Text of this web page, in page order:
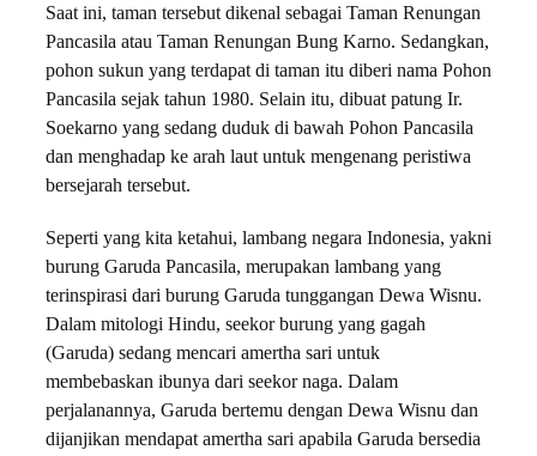
Saat ini, taman tersebut dikenal sebagai Taman Renungan
Pancasila atau Taman Renungan Bung Karno. Sedangkan,
pohon sukun yang terdapat di taman itu diberi nama Pohon
Pancasila sejak tahun 1980. Selain itu, dibuat patung Ir.
Soekarno yang sedang duduk di bawah Pohon Pancasila
dan menghadap ke arah laut untuk mengenang peristiwa
bersejarah tersebut.
Seperti yang kita ketahui, lambang negara Indonesia, yakni
burung Garuda Pancasila, merupakan lambang yang
terinspirasi dari burung Garuda tunggangan Dewa Wisnu.
Dalam mitologi Hindu, seekor burung yang gagah
(Garuda) sedang mencari amertha sari untuk
membebaskan ibunya dari seekor naga. Dalam
perjalanannya, Garuda bertemu dengan Dewa Wisnu dan
dijanjikan mendapat amertha sari apabila Garuda bersedia